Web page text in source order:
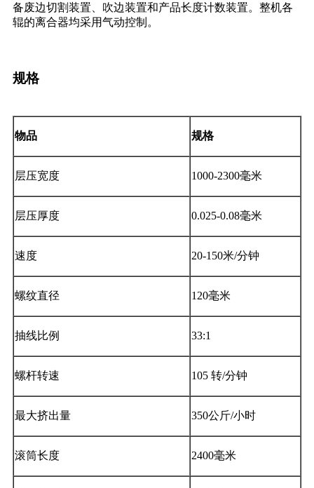
备废边切割装置、吹边装置和产品长度计数装置。整机各
辊的离合器均采用气动控制。
规格
物品 规格
层压宽度 1000-2300毫米
层压厚度 0.025-0.08毫米
速度 20-150米/分钟
螺纹直径 120毫米
抽线比例 33:1
螺杆转速 105 转/分钟
最大挤出量 350公斤/小时
滚筒长度 2400毫米